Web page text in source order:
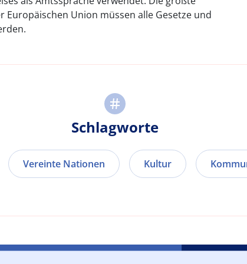
Union müssen alle Gesetze und
Schlagworte
Vereinte Nationen Kultur